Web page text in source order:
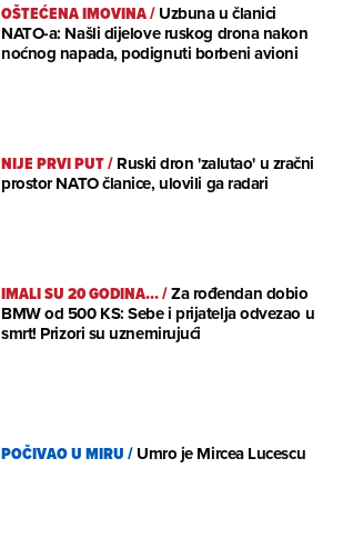
OŠTEĆENA IMOVINA/Uzbuna u članici
NATO-a: Našli dijelove ruskog drona nakon
noćnog napada, podignuti borbeni avioni
NIJE PRVI PUT/Ruski dron 'zalutao' u zračni
prostor NATO članice, ulovili ga radari
IMALI SU 20 GODINA.../Za rođendan dobio
BMW od 500 KS: Sebe i prijatelja odvezao u
smrt! Prizori su uznemirujući
POČIVAO U MIRU/Umro je Mircea Lucescu